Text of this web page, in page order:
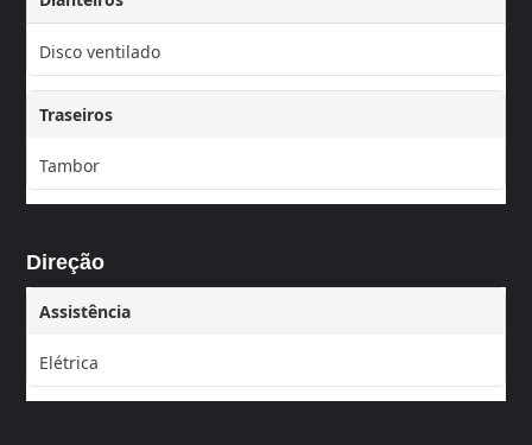
Disco ventilado
Traseiros
Tambor
Direção
Assistência
Elétrica